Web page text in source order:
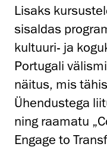
Lisaks
sisaldas
kultuuri- ja
Portugali
näitus, mis
Ühendustega
ning raamatu
Engage to